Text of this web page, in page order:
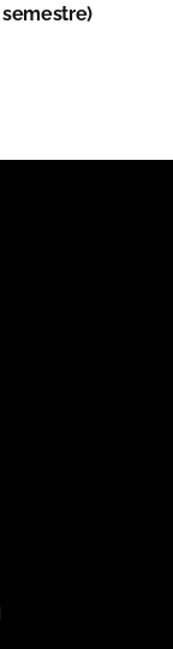
semestre)